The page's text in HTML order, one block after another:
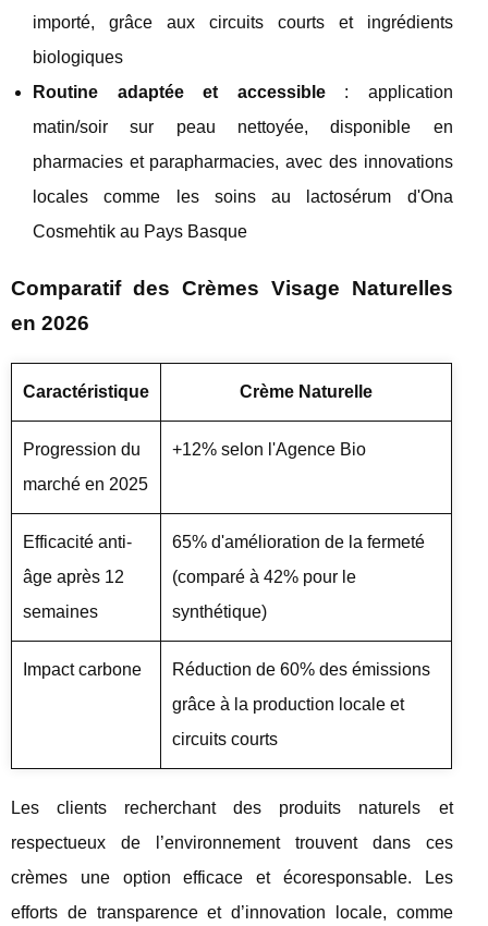
importé, grâce aux circuits courts et ingrédients
biologiques
Routine adaptée et accessible: application
matin/soir sur peau nettoyée, disponible en
pharmacies et parapharmacies, avec des innovations
locales comme les soins au lactosérum d'Ona
Cosmehtik au Pays Basque
Comparatif des Crèmes Visage Naturelles
en 2026
Caractéristique Crème Naturelle
Progression du
marché en 2025
+12% selon l'Agence Bio
Efficacité anti-
âge après 12
semaines
65% d'amélioration de la fermeté
(comparé à 42% pour le
synthétique)
Impact carbone
Réduction de 60% des émissions
grâce à la production locale et
circuits courts
Les clients recherchant des produits naturels et
respectueux de l’environnement trouvent dans ces
crèmes une option efficace et écoresponsable. Les
efforts de transparence et d’innovation locale, comme